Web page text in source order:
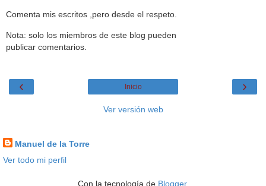
Comenta mis escritos ,pero desde el respeto.
Nota: solo los miembros de este blog pueden
publicar comentarios.
‹ ›
Inicio
Ver versión web
Manuel de la Torre
Ver todo mi perfil
Con la tecnología de Blogger.